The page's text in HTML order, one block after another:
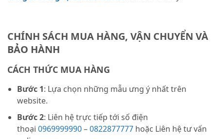
CHÍNH SÁCH MUA HÀNG, VẬN CHUYỂN VÀ
BẢO HÀNH
CÁCH THỨC MUA HÀNG
Bước 1: Lựa chọn những mẫu ưng ý nhất trên
website.
Bước 2: Liên hệ trực tiếp tới số điện
thoại 0969999990–0822877777 hoặc Liên hệ tư vấn